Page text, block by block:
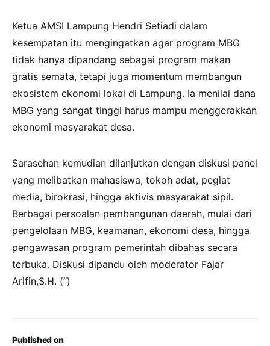
Published on
Ketua AMSI Lampung Hendri Setiadi dalam
kesempatan itu mengingatkan agar program MBG
tidak hanya dipandang sebagai program makan
gratis semata, tetapi juga momentum membangun
ekosistem ekonomi lokal di Lampung. Ia menilai dana
MBG yang sangat tinggi harus mampu menggerakkan
ekonomi masyarakat desa.
Sarasehan kemudian dilanjutkan dengan diskusi panel
yang melibatkan mahasiswa, tokoh adat, pegiat
media, birokrasi, hingga aktivis masyarakat sipil.
Berbagai persoalan pembangunan daerah, mulai dari
pengelolaan MBG, keamanan, ekonomi desa, hingga
pengawasan program pemerintah dibahas secara
terbuka. Diskusi dipandu oleh moderator Fajar
Arifin,S.H. (“)